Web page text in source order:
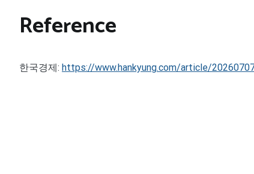
Reference
한국경제: https://www.hankyung.com/article/